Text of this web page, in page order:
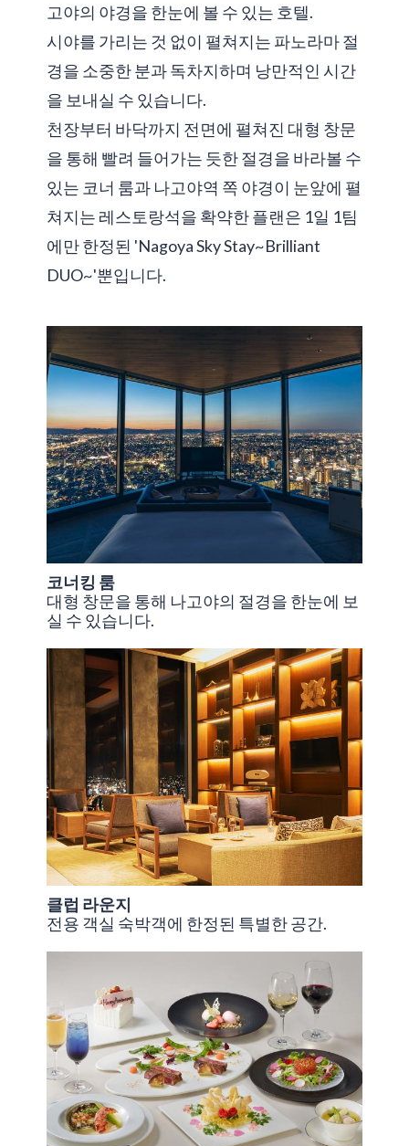
고야의 야경을 한눈에 볼 수 있는 호텔.
시야를 가리는 것 없이 펼쳐지는 파노라마 절
경을 소중한 분과 독차지하며 낭만적인 시간
을 보내실 수 있습니다.
천장부터 바닥까지 전면에 펼쳐진 대형 창문
을 통해 빨려 들어가는 듯한 절경을 바라볼 수
있는 코너 룸과 나고야역 쪽 야경이 눈앞에 펼
쳐지는 레스토랑석을 확약한 플랜은 1일 1팀
에만 한정된 'Nagoya Sky Stay~Brilliant
DUO~'뿐입니다.
코너킹 룸
대형 창문을 통해 나고야의 절경을 한눈에 보
실 수 있습니다.
클럽 라운지
전용 객실 숙박객에 한정된 특별한 공간.